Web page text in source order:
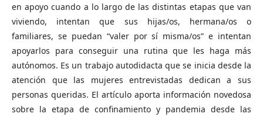
en apoyo cuando a lo largo de las distintas etapas que van
viviendo, intentan que sus hijas/os, hermana/os o
familiares, se puedan “valer por sí misma/os” e intentan
apoyarlos para conseguir una rutina que les haga más
autónomos. Es un trabajo autodidacta que se inicia desde la
atención que las mujeres entrevistadas dedican a sus
personas queridas. El artículo aporta información novedosa
sobre la etapa de confinamiento y pandemia desde las